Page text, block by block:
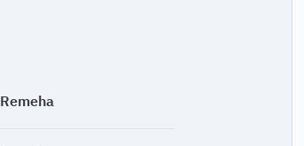
Remeha